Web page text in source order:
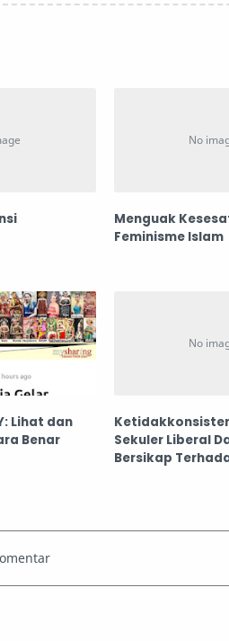
Menguak
Feminisme Islam
Lihat dan
Benar
Sekuler Liberal
Bersikap